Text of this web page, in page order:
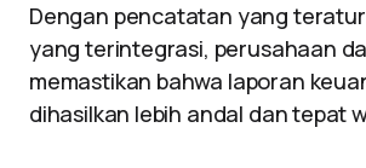
Dengan pencatatan yang
yang terintegrasi, perusahaan
memastikan bahwa laporan
dihasilkan lebih andal dan tepat